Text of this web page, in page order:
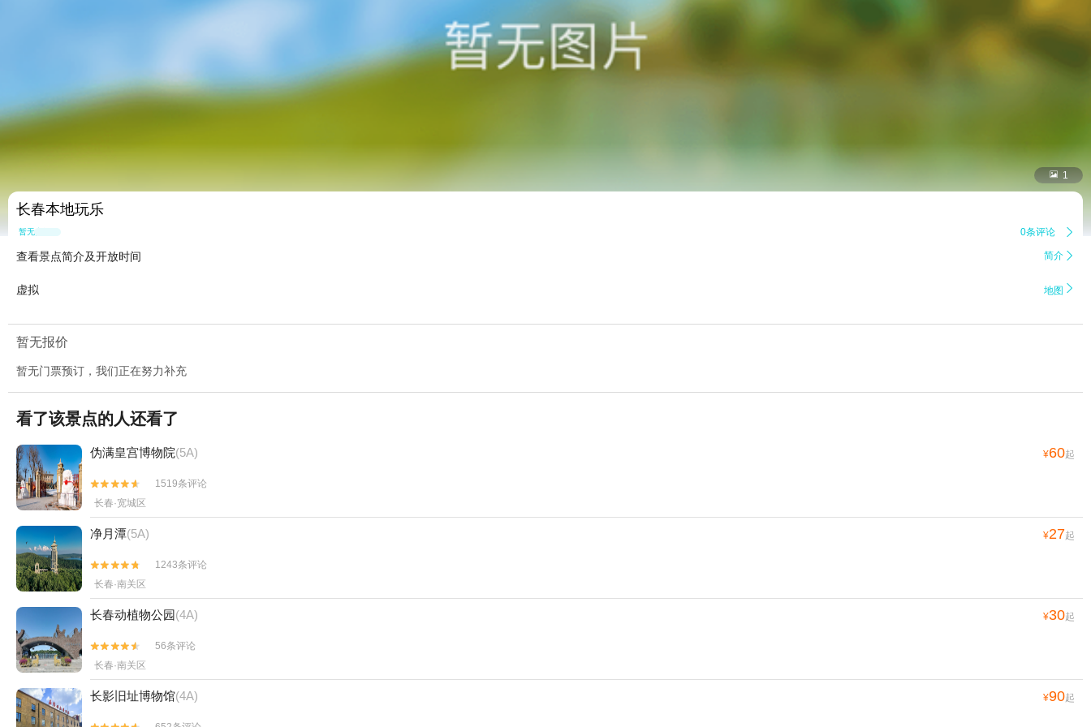
 1
长春本地玩乐
暂无点评 0条评论 
查看景点简介及开放时间 简介 
虚拟 地图 
暂无报价
暂无门票预订，我们正在努力补充
看了该景点的人还看了
伪满皇宫博物院(5A) ¥60起


1519条评论
长春·宽城区
净月潭(5A) ¥27起


1243条评论
长春·南关区
长春动植物公园(4A) ¥30起


56条评论
长春·南关区
长影旧址博物馆(4A) ¥90起